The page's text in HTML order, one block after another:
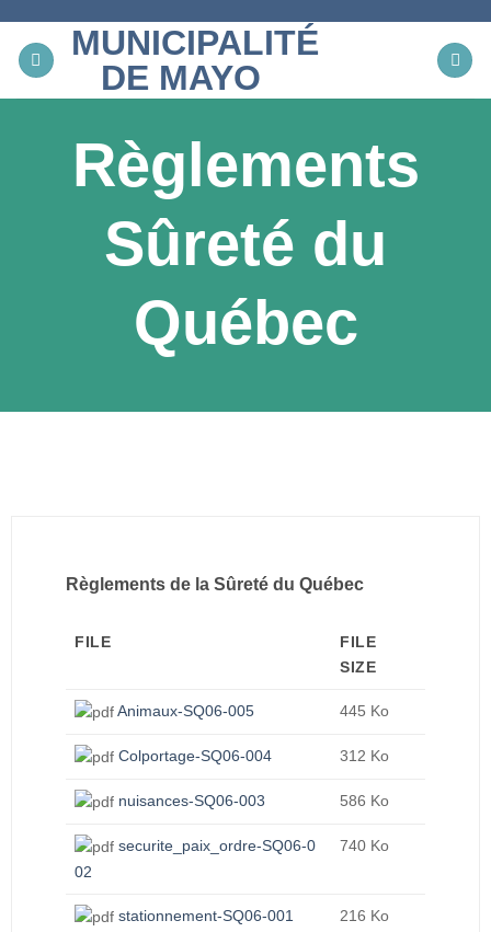
content
MUNICIPALITÉ
DE MAYO
Règlements
Sûreté du
Québec
Règlements de la Sûreté du Québec
FILE
FILE
SIZE
Animaux-SQ06-005 445 Ko
Colportage-SQ06-004 312 Ko
nuisances-SQ06-003 586 Ko
securite_paix_ordre-SQ06-0
02
740 Ko
stationnement-SQ06-001 216 Ko